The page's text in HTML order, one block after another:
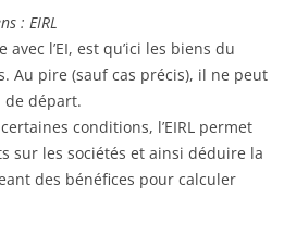
: EIRL
l’EI, est qu’ici les biens du
Au pire (sauf cas précis), il ne peut
de départ.
conditions, l’EIRL permet
sur les sociétés et ainsi déduire la
des bénéfices pour calculer